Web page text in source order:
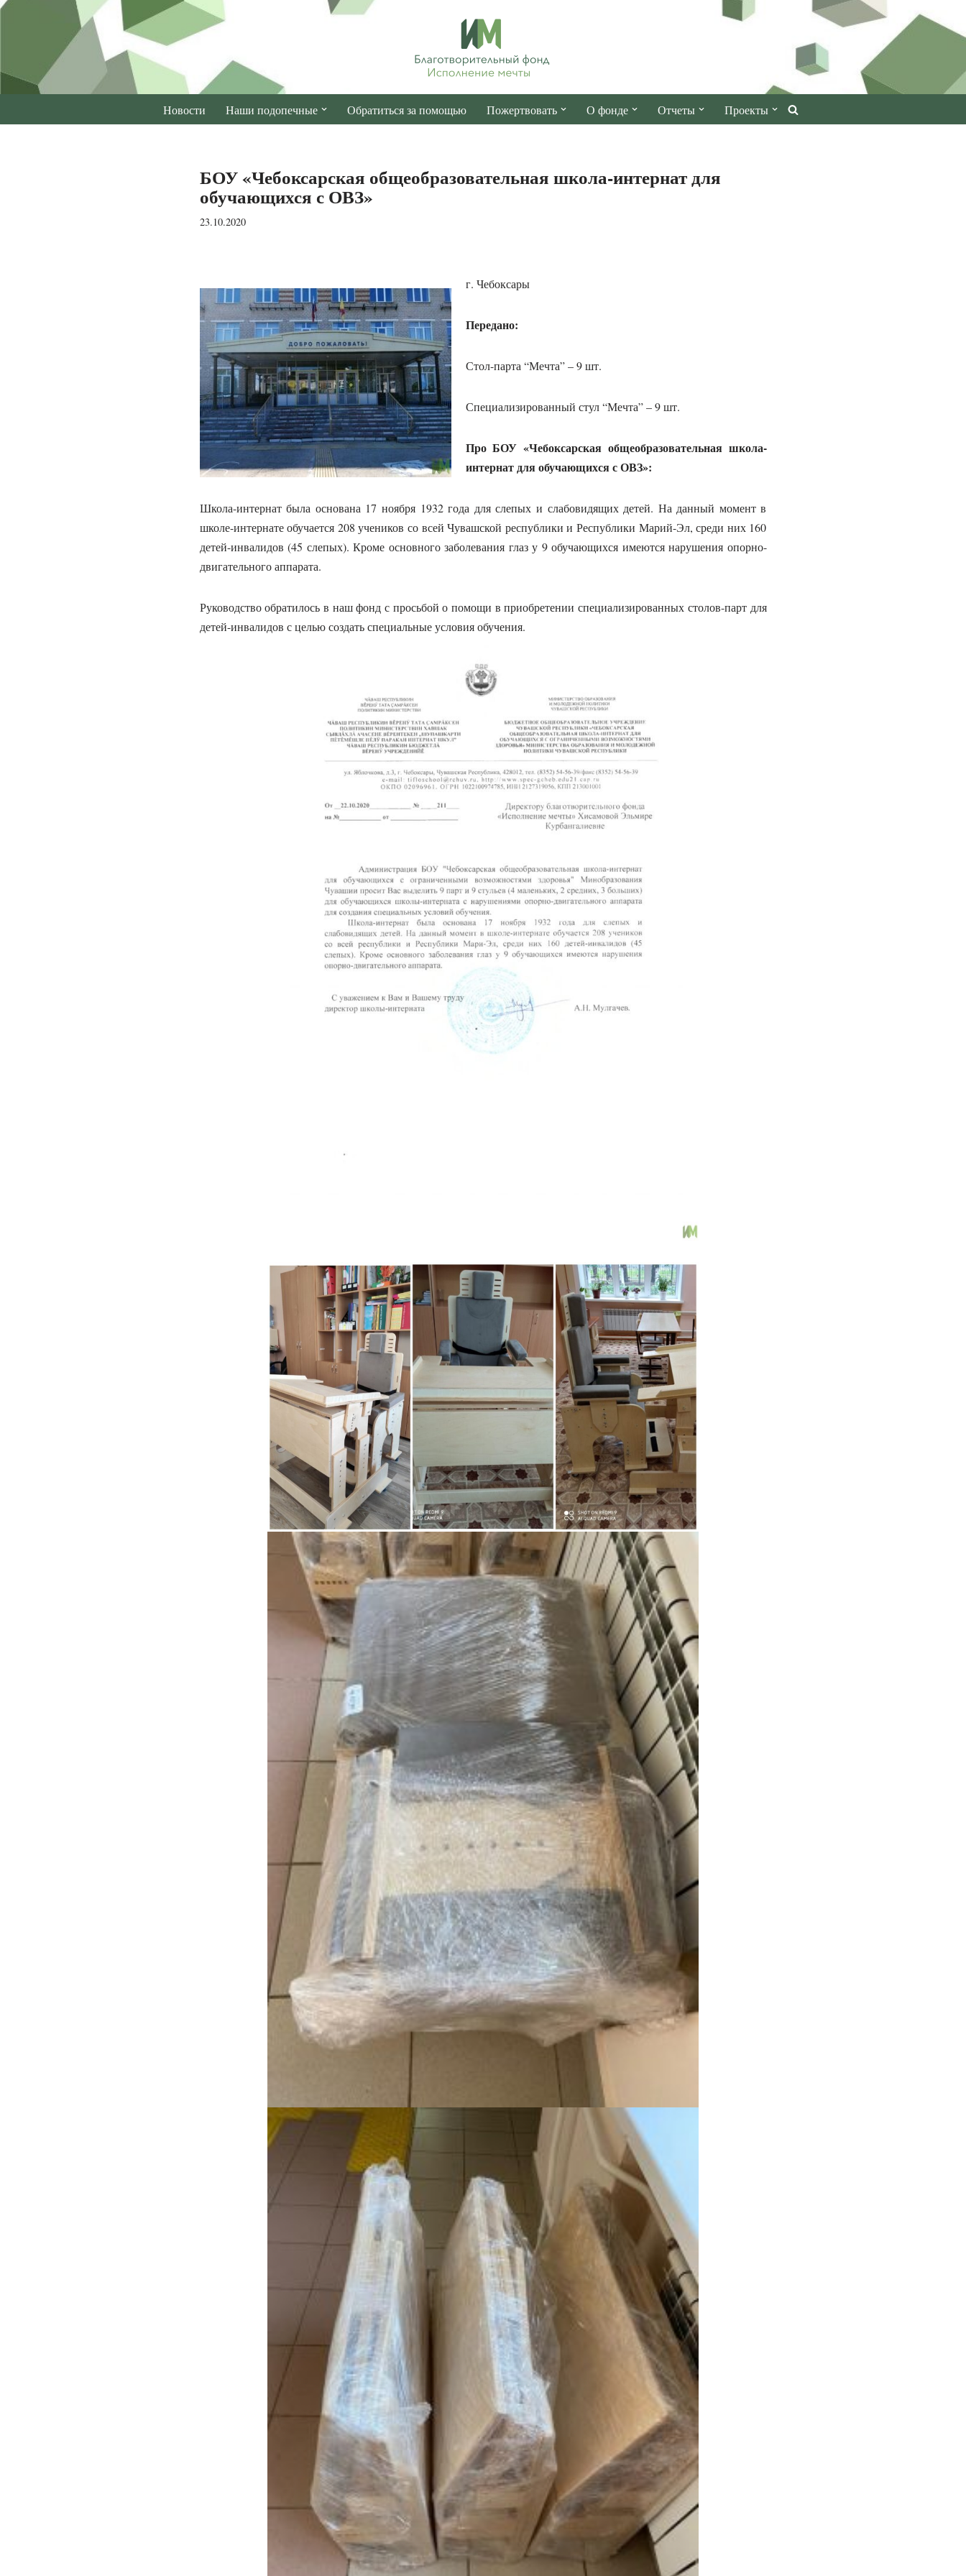
содержимому
Новости Наши подопечные Обратиться за помощью Пожертвовать О фонде Отчеты Проекты
БОУ «Чебоксарская общеобразовательная школа-интернат для
обучающихся с ОВЗ»
23.10.2020
г. Чебоксары
Передано:
Стол-парта “Мечта” – 9 шт.
Специализированный стул “Мечта” – 9 шт.
Про БОУ «Чебоксарская общеобразовательная школа-
интернат для обучающихся с ОВЗ»:
Школа-интернат была основана 17 ноября 1932 года для слепых и слабовидящих детей. На данный момент в
школе-интернате обучается 208 учеников со всей Чувашской республики и Республики Марий-Эл, среди них 160
детей-инвалидов (45 слепых). Кроме основного заболевания глаз у 9 обучающихся имеются нарушения опорно-
двигательного аппарата.
Руководство обратилось в наш фонд с просьбой о помощи в приобретении специализированных столов-парт для
детей-инвалидов с целью создать специальные условия обучения.